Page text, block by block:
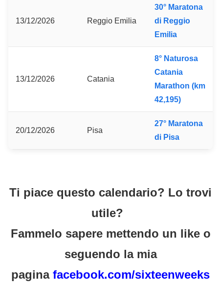
13/12/2026 Reggio Emilia
30° Maratona
di Reggio
Emilia
13/12/2026 Catania
8° Naturosa
Catania
Marathon (km
42,195)
20/12/2026 Pisa
27° Maratona
di Pisa
Ti piace questo calendario? Lo trovi
utile?
Fammelo sapere mettendo un like o
seguendo la mia
pagina facebook.com/sixteenweeks